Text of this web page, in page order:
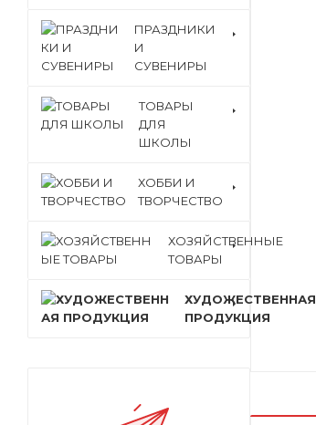
ПРАЗДНИКИ
И
СУВЕНИРЫ
ТОВАРЫ
ДЛЯ
ШКОЛЫ
ХОББИ И
ТВОРЧЕСТВО
ХОЗЯЙСТВЕННЫЕ
ТОВАРЫ
ХУДОЖЕСТВЕННАЯ
ПРОДУКЦИЯ